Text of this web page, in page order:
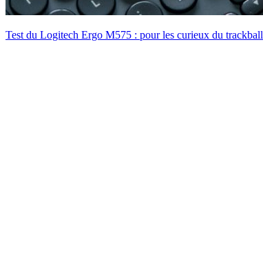
Test du Logitech Ergo M575 : pour les curieux du trackball